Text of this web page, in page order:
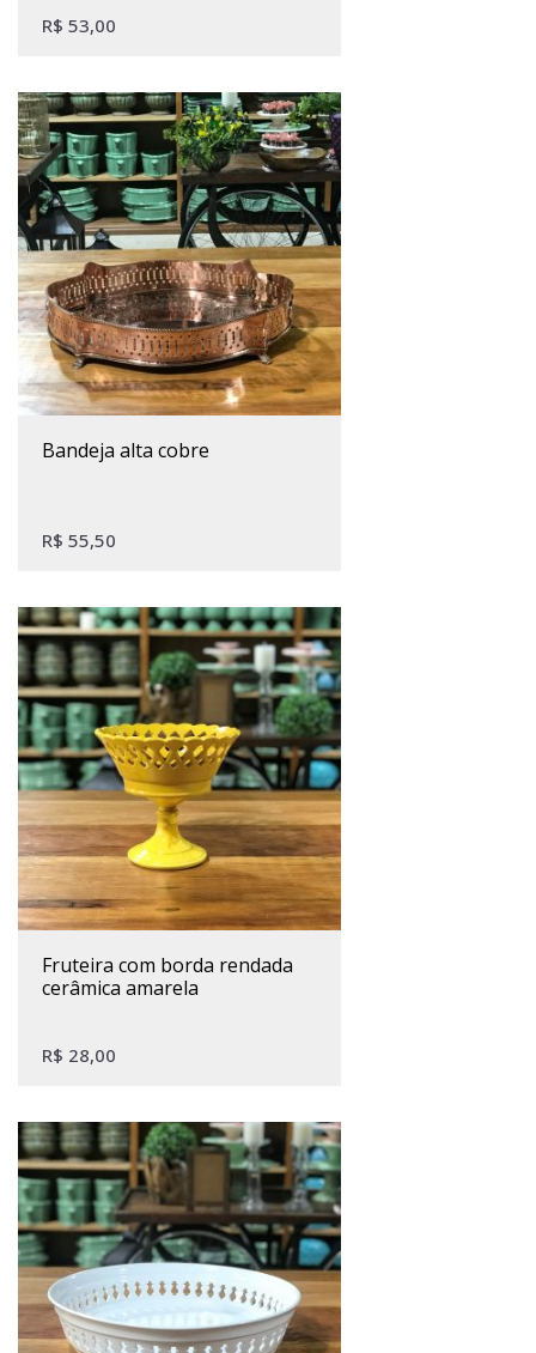
R$ 53,00
bandeja alta cobre
R$ 55,50
fruteira com borda rendada
cerâmica amarela
R$ 28,00